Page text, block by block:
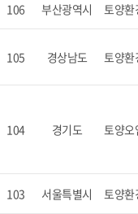
106 부산광역시 토양환
105 경상남도 토양환
104 경기도 토양오
103 서울특별시 토양환